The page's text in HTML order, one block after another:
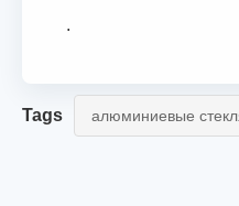
.
Tags алюминиевые